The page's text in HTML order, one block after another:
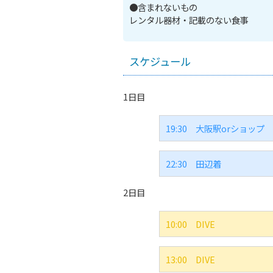
●含まれないもの
レンタル器材・記載のない食事
スケジュール
1日目
19:30 大阪駅orショップ
22:30 田辺着
2日目
10:00 DIVE
13:00 DIVE